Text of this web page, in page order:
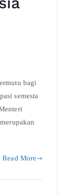
bagi
semesta
Read More